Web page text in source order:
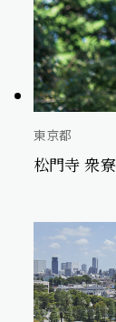
東京都
松門寺 衆寮